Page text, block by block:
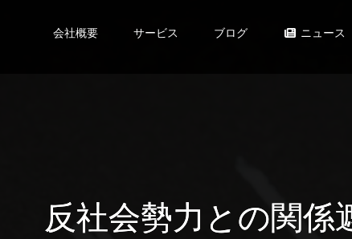
会社概要 サービス ブログ ニュース
反社会勢力との関係